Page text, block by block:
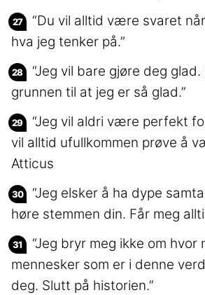
“Du vil alltid være svaret
hva jeg tenker på.”
“Jeg vil bare gjøre deg
grunnen til at jeg er så glad.”
“Jeg vil aldri være perfekt
vil alltid ufullkommen prøve å
Atticus
“Jeg elsker å ha dype
høre stemmen din. Får meg
“Jeg bryr meg ikke om hvor
mennesker som er i denne
deg. Slutt på historien.”